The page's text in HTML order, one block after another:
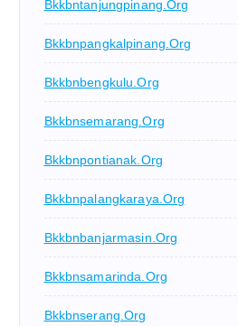
Bkkbntanjungpinang.org
Bkkbnpangkalpinang.org
Bkkbnbengkulu.org
Bkkbnsemarang.org
Bkkbnpontianak.org
Bkkbnpalangkaraya.org
Bkkbnbanjarmasin.org
Bkkbnsamarinda.org
Bkkbnserang.org